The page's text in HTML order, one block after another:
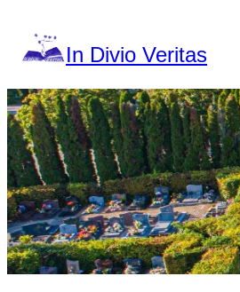
contenu
In Divio Veritas